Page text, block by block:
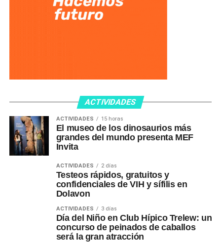
ACTIVIDADES
ACTIVIDADES 15 horas
El museo de los dinosaurios más
grandes del mundo presenta MEF
Invita
ACTIVIDADES 2 días
Testeos rápidos, gratuitos y
confidenciales de VIH y sífilis en
Dolavon
ACTIVIDADES 3 días
Día del Niño en Club Hípico Trelew: un
concurso de peinados de caballos
será la gran atracción